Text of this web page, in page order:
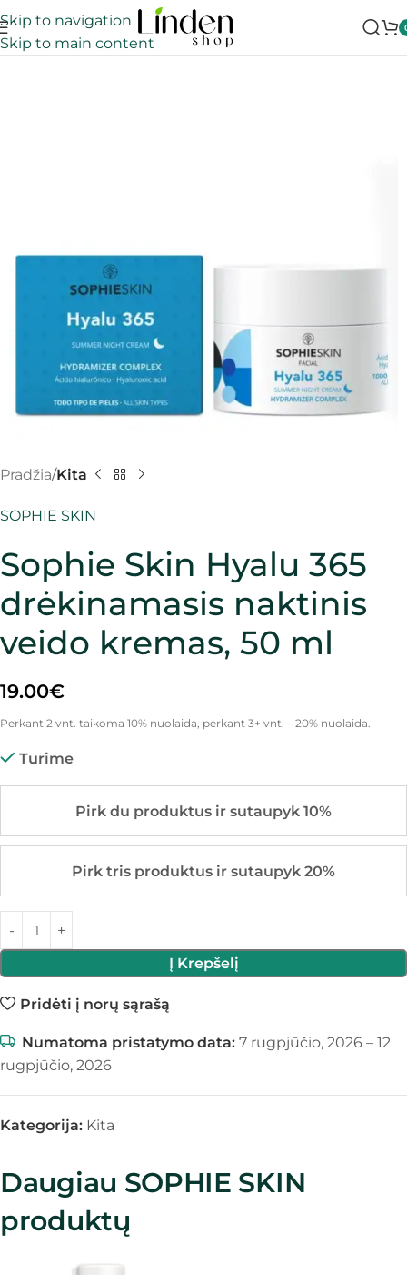
Skip to navigation
Skip to main content
Pradžia Kita
SOPHIE SKIN
Sophie Skin Hyalu 365
drėkinamasis naktinis
veido kremas, 50 ml
19.00€
Perkant 2 vnt. taikoma 10% nuolaida, perkant 3+ vnt. – 20% nuolaida.
Turime
Pirk du produktus ir sutaupyk 10%
Pirk tris produktus ir sutaupyk 20%
Į Krepšelį
Pridėti į norų sąrašą
Numatoma pristatymo data: 7 rugpjūčio, 2026 – 12
rugpjūčio, 2026
Kategorija: Kita
Daugiau SOPHIE SKIN
produktų